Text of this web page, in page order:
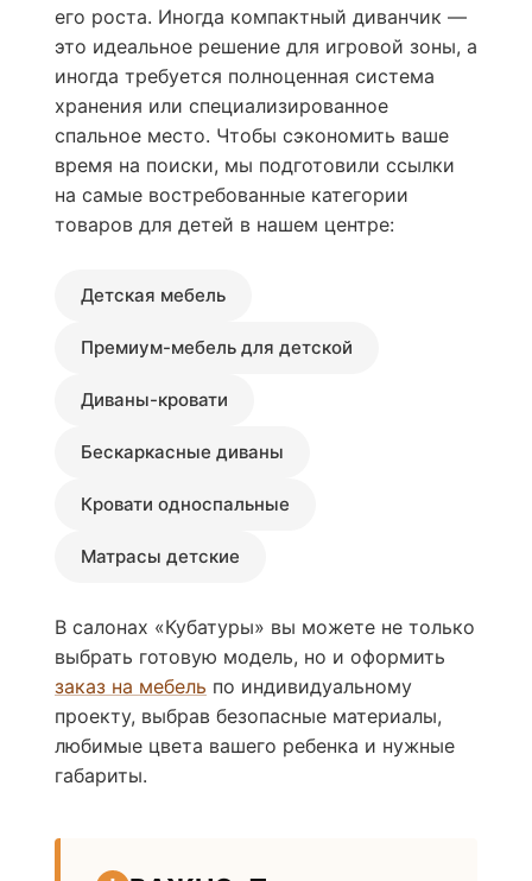
его роста. Иногда компактный диванчик —
это идеальное решение для игровой зоны, а
иногда требуется полноценная система
хранения или специализированное
спальное место. Чтобы сэкономить ваше
время на поиски, мы подготовили ссылки
на самые востребованные категории
товаров для детей в нашем центре:
Детская мебель
Премиум-мебель для детской
Диваны-кровати
Бескаркасные диваны
Кровати односпальные
Матрасы детские
В салонах «Кубатуры» вы можете не только
выбрать готовую модель, но и оформить
заказ на мебель по индивидуальному
проекту, выбрав безопасные материалы,
любимые цвета вашего ребенка и нужные
габариты.